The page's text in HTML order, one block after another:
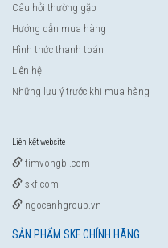
Câu hỏi thường gặp
Hướng dẫn mua hàng
Hình thức thanh toán
Liên hệ
Những lưu ý trước khi mua hàng
Liên kết website
timvongbi.com
skf.com
ngocanhgroup.vn
SẢN PHẨM SKF CHÍNH HÃNG